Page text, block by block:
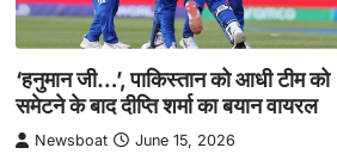
‘हनुमान जी…’, पाकिस्तान को आधी टीम को
समेटने के बाद दीप्ति शर्मा का बयान वायरल
Newsboat June 15, 2026